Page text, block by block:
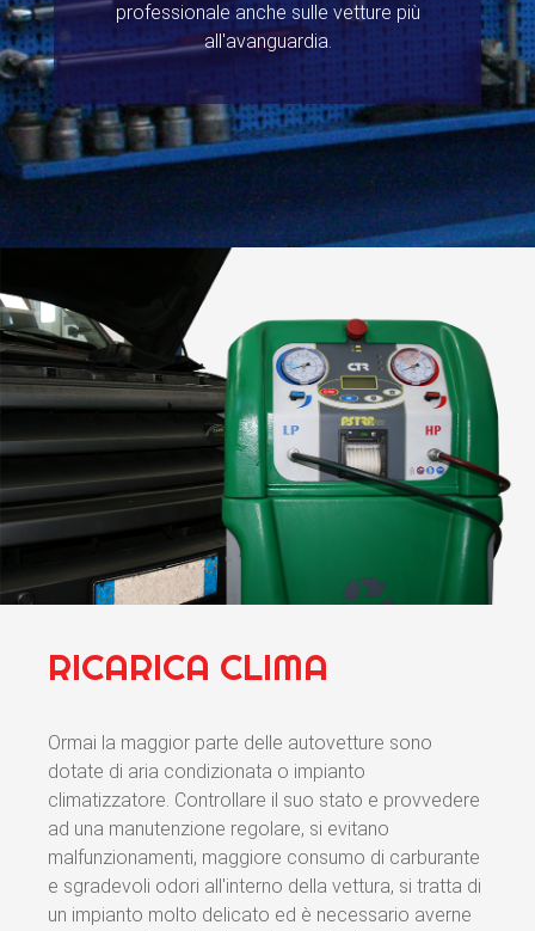
professionale anche sulle vetture più
all'avanguardia.
RICARICA CLIMA
Ormai la maggior parte delle autovetture sono
dotate di aria condizionata o impianto
climatizzatore. Controllare il suo stato e provvedere
ad una manutenzione regolare, si evitano
malfunzionamenti, maggiore consumo di carburante
e sgradevoli odori all'interno della vettura, si tratta di
un impianto molto delicato ed è necessario averne